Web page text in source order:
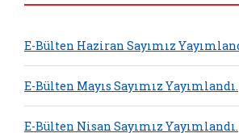
E-Bülten Haziran Sayımız
E-Bülten Mayıs Sayımız Yayımlandı.
E-Bülten Nisan Sayımız Yayımlandı.